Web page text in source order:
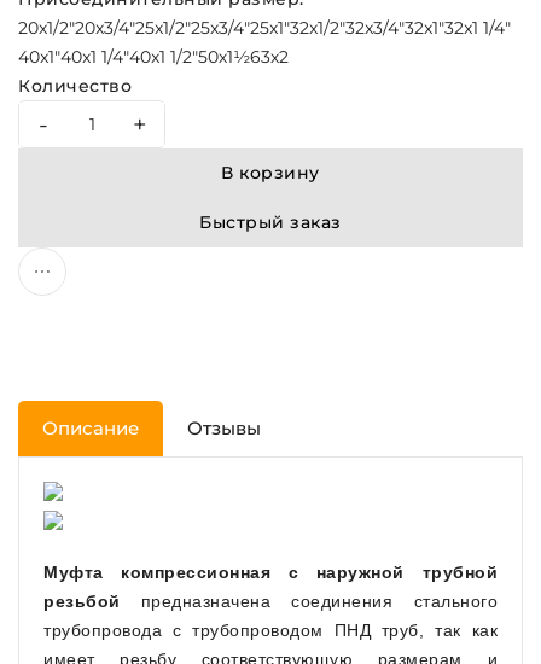
20x1/2"20x3/4"25x1/2"25x3/4"25x1"32x1/2"32x3/4"32x1"32x1 1/4"
40x1"40x1 1/4"40x1 1/2"50х1½63х2
Количество
- +
В корзину
Быстрый заказ
Описание Отзывы
Муфта компрессионная с наружной трубной
резьбой предназначена соединения стального
трубопровода с трубопроводом ПНД труб, так как
имеет резьбу соответствующую размерам и